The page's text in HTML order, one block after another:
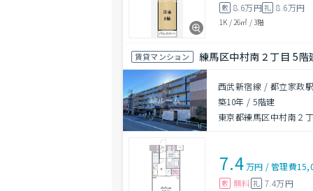
敷 8.6万円礼 8.6万円
1K / 26㎡ /3階
賃貸マンション 練馬区中村南２丁目 5階
西武新宿線 / 都立家政
築10年 /5階建
東京都練馬区中村南２
7.4万円 /管理費
敷 無料 礼 7.4万円